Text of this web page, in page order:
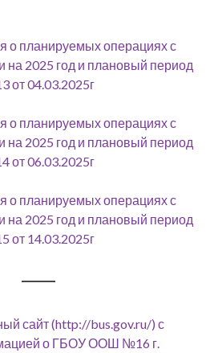
о планируемых операциях с
на 2025 год и плановый период
от 04.03.2025г
о планируемых операциях с
на 2025 год и плановый период
от 06.03.2025г
о планируемых операциях с
на 2025 год и плановый период
от 14.03.2025г
сайт (http://bus.gov.ru/) с
о ГБОУ ООШ №16 г.